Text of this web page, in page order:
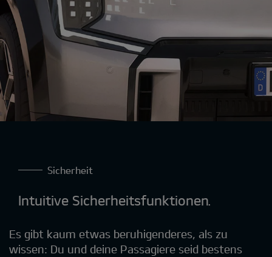
Sicherheit
Intuitive Sicherheitsfunktionen.
Es gibt kaum etwas beruhigenderes, als zu
wissen: Du und deine Passagiere seid bestens